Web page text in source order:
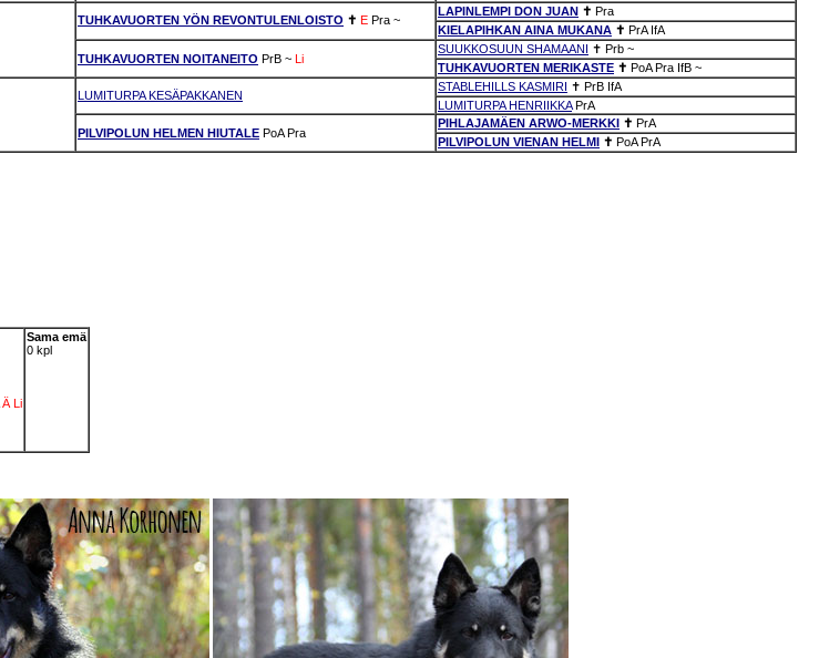
TUHKAVUORTEN YÖN REVONTULENLOISTO ✝ E Pra ~
LAPINLEMPI DON JUAN ✝ Pra
KIELAPIHKAN AINA MUKANA ✝ PrA IfA
TUHKAVUORTEN NOITANEITO PrB ~ Li
SUUKKOSUUN SHAMAANI ✝ Prb ~
TUHKAVUORTEN MERIKASTE ✝ PoA Pra IfB ~
LUMITURPA KESÄPAKKANEN
STABLEHILLS KASMIRI ✝ PrB IfA
LUMITURPA HENRIIKKA PrA
PILVIPOLUN HELMEN HIUTALE PoA Pra
PIHLAJAMÄEN ARWO-MERKKI ✝ PrA
PILVIPOLUN VIENAN HELMI ✝ PoA PrA
Ä Li
Sama emä
0 kpl